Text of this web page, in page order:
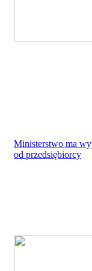
Ministerstwo ma
od przedsiębiorcy